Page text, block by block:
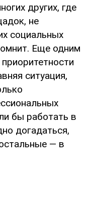
других, где
не
социальных
Еще одним
ситуация,
бы работать в
догадаться,
— в